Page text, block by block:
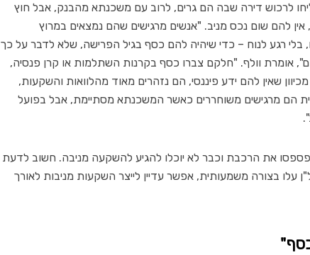
לרכוש דירה שבה הם גרים, לרוב עם משכנתא מהבנק, אבל חוץ
להם שום נכס מניב. "אנשים מרגישים שהם נמצאים במרוץ
בלי רגע לנוח – כדי שיהיה להם כסף בגיל הפרישה, שלא לדבר על כך
הנוכחית שלהם", אומרת וולף. "חלקם צברו כסף בקרנות השתלמות או קרן פנסיה,
שאין להם ידע פיננסי, הם נזהרים מאוד מהלוואות והשקעות,
הם מרגישים משוחררים כאשר המשכנתא מסתיימת, אבל בפועל
שבגלל שעברו את גיל 50, הם פספסו את הרכבת וכבר לא יוכלו להגיע להשקעה מניבה. חשוב לדעת
עלו בצורה משמעותית, אפשר עדיין לייצר השקעות מניבות לאורך